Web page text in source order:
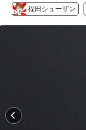
福田シューザン